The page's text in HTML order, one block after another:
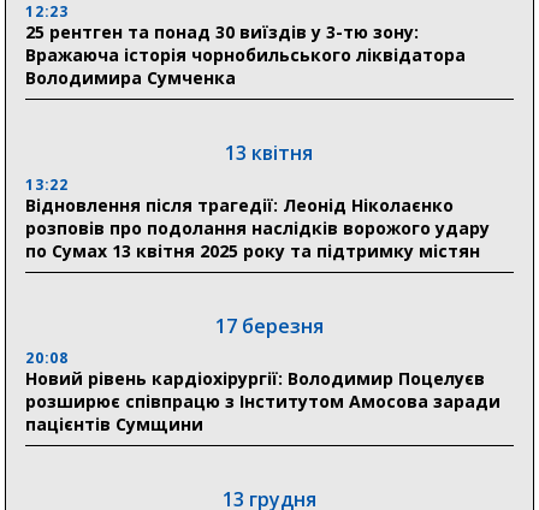
31 липня
17:52
«Укрексімбанк» припиняє виплату пенсій: у
Пенсійному фонді Сумщини пояснили, що робити
людям
Артем Кобзар вручив родинам 20 полеглих Героїв
відзнаки «Почесного громадянина міста Суми»
30 липня
19:38
здобула головну відзнаку в медичній сфері України
12:23
25 рентген та понад 30 виїздів у 3-тю зону:
Вражаюча історія чорнобильського ліквідатора
Володимира Сумченка
13 квітня
13:22
Відновлення після трагедії: Леонід Ніколаєнко
розповів про подолання наслідків ворожого удару
по Сумах 13 квітня 2025 року та підтримку містян
17 березня
20:08
Новий рівень кардіохірургії: Володимир Поцелуєв
розширює співпрацю з Інститутом Амосова заради
пацієнтів Сумщини
13 грудня